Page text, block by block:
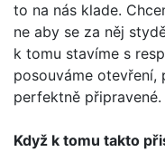
to na nás klade.
ne aby se za něj
k tomu stavíme s
posouváme
perfektně připravené.
Když k tomu takto